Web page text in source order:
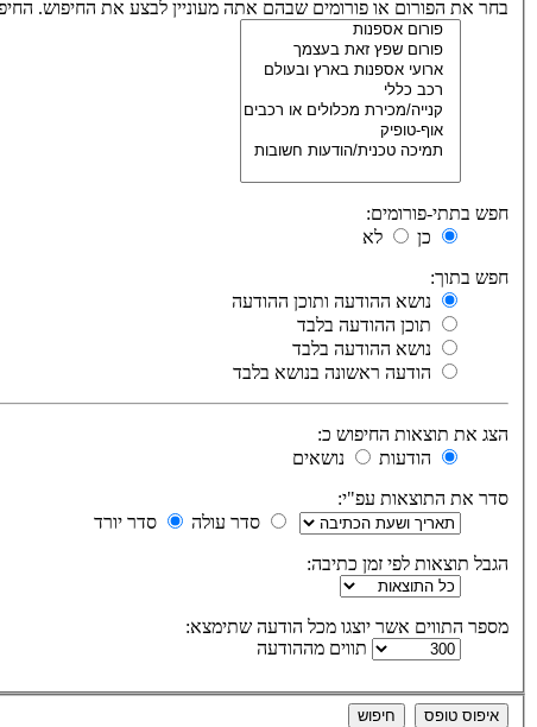
בחר את הפורום או פורומים שבהם אתה מעוניין לבצע את החיפוש. החיפוש בתתי-
חפש בתתי-פורומים:
כן
לא
חפש בתוך:
נושא ההודעה ותוכן ההודעה
תוכן ההודעה בלבד
נושא ההודעה בלבד
הודעה ראשונה בנושא בלבד
הצג את תוצאות החיפוש כ:
הודעות
נושאים
סדר את התוצאות עפ"י:
סדר עולה
סדר יורד
הגבל תוצאות לפי זמן כתיבה:
מספר התווים אשר יוצגו מכל הודעה שתימצא:
תווים מההודעה